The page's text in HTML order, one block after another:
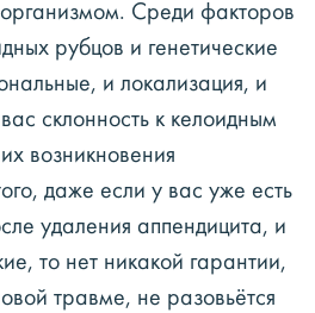
Среди факторов
рубцов и генетические
и локализация, и
склонность к келоидным
возникновения
даже если у вас уже есть
удаления аппендицита, и
то нет никакой гарантии,
травме, не разовьётся